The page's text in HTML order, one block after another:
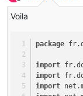
Hors-ligne
Voila
package
import
import
import